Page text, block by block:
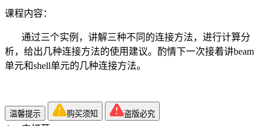
课程内容：
通过三个实例，讲解三种不同的连接方法，进行计算分
析，给出几种连接方法的使用建议。酌情下一次接着讲beam
单元和shell单元的几种连接方法。
温馨提示 购买须知 盗版必究